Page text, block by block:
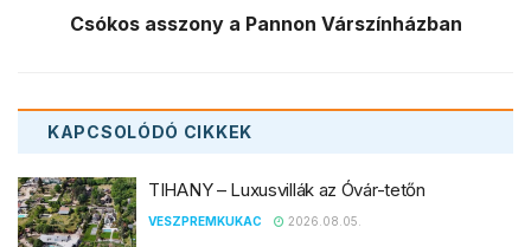
Csókos asszony a Pannon Várszínházban
KAPCSOLÓDÓ CIKKEK
TIHANY – Luxusvillák az Óvár-tetőn
VESZPREMKUKAC 2026.08.05.